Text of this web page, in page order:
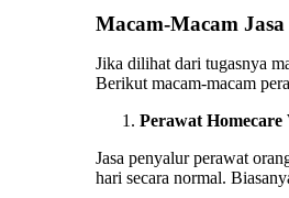
Macam-Macam
Jika dilihat dari tugasnya
Berikut macam-macam
Perawat Homecare
Jasa penyalur perawat
hari secara normal.